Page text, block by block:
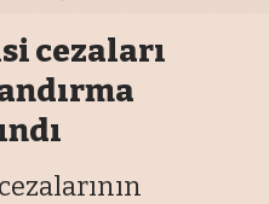
cezaları